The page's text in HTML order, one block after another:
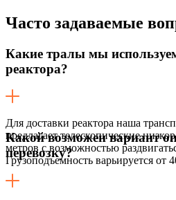
Часто задаваемые
Какие тралы мы
реактора?
Для доставки реактора наша
предлагает телескопические
метров с возможностью
Грузоподъемность варьируется от
Какой возможен вариант
перевозку?